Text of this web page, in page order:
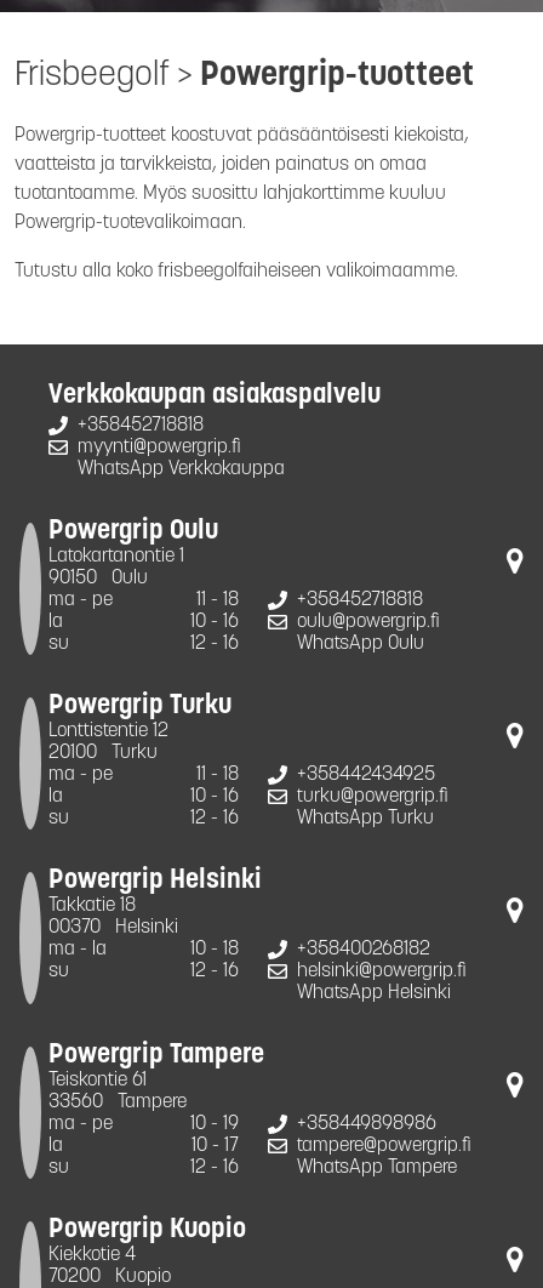
Frisbeegolf > Powergrip-tuotteet
Powergrip-tuotteet koostuvat pääsääntöisesti kiekoista,
vaatteista ja tarvikkeista, joiden painatus on omaa
tuotantoamme. Myös suosittu lahjakorttimme kuuluu
Powergrip-tuotevalikoimaan.
Tutustu alla koko frisbeegolfaiheiseen valikoimaamme.
Verkkokaupan asiakaspalvelu
+358452718818
myynti@powergrip.fi
WhatsApp Verkkokauppa
Powergrip Oulu
Latokartanontie 1
90150
Oulu
ma - pe
11 - 18
la
10 - 16
su
12 - 16
+358452718818
oulu@powergrip.fi
WhatsApp Oulu
Powergrip Turku
Lonttistentie 12
20100
Turku
ma - pe
11 - 18
la
10 - 16
su
12 - 16
+358442434925
turku@powergrip.fi
WhatsApp Turku
Powergrip Helsinki
Takkatie 18
00370
Helsinki
ma - la
10 - 18
su
12 - 16
+358400268182
helsinki@powergrip.fi
WhatsApp Helsinki
Powergrip Tampere
Teiskontie 61
33560
Tampere
ma - pe
10 - 19
la
10 - 17
su
12 - 16
+358449898986
tampere@powergrip.fi
WhatsApp Tampere
Powergrip Kuopio
Kiekkotie 4
70200
Kuopio